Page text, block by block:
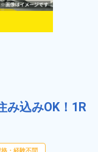
み込みOK！1R
格・経験不問